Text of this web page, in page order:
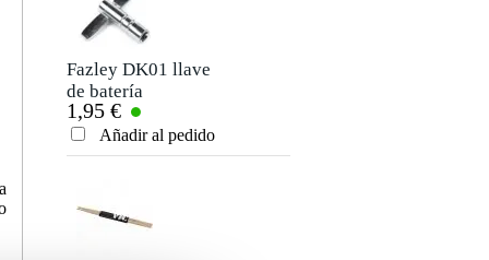
Apodo
Clasificación
Aún no hay opiniones sobre este producto.
Fazley DK01 llave
de batería
1,95 €
Añadir al pedido